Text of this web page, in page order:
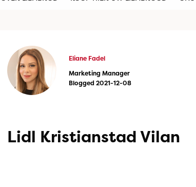
Eliane Fadel
Marketing Manager
Blogged 2021-12-08
Lidl Kristianstad Vilan